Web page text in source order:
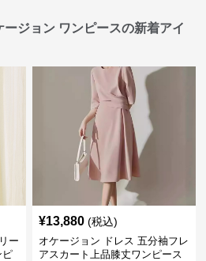
ジョン ワンピースの新着アイ
ー
ピ
¥13,880 (税込)
オケージョン ドレス 五分袖フレ
アスカート上品膝丈ワンピース